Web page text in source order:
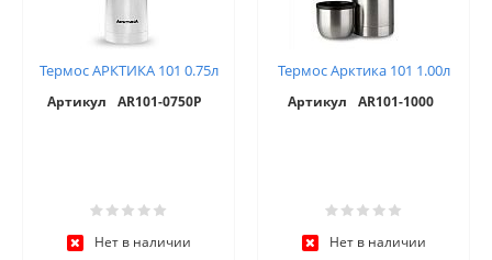
Термос АРКТИКА 101 0.75л
Артикул AR101-0750P
Нет в наличии
Термос Арктика 101 1.00л
Артикул AR101-1000
Нет в наличии